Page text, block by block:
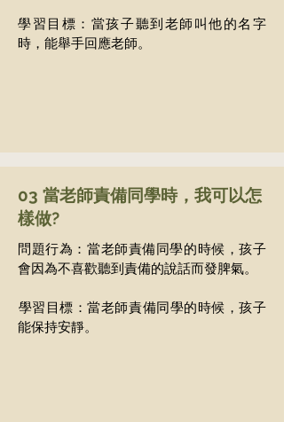
學習目標：當孩子聽到老師叫他的名字
時，能舉手回應老師。
03 當老師責備同學時，我可以怎
樣做?
問題行為：當老師責備同學的時候，孩子
會因為不喜歡聽到責備的說話而發脾氣。
​學習目標：當老師責備同學的時候，孩子
能保持安靜。